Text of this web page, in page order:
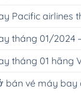
Pacific airlines
tháng 01/2024
tháng 01 hãng
bán vé máy bay